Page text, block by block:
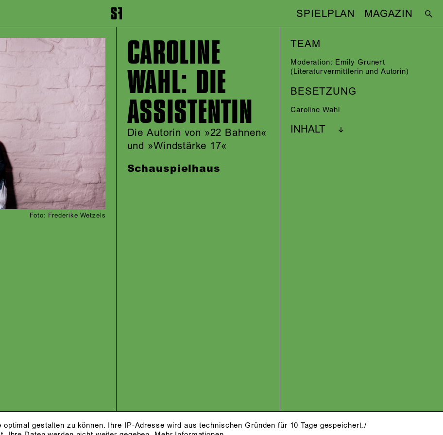
Zum Footer springen SPIELPLAN MAGAZIN
gestalten zu können. Ihre IP-Adresse wird aus technischen Gründen für 10 Tage gespeichert./
CAROLINE
WAHL: DIE
ASSISTENTIN
Die Autorin von »22 Bahnen«
und »Windstärke 17«
Schauspielhaus
TEAM
Moderation: Emily Grunert
(Literaturvermittlerin und Autorin)
BESETZUNG
Caroline Wahl
INHALT
Foto: Frederike Wetzels